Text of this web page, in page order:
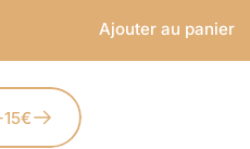
Ajouter au panier